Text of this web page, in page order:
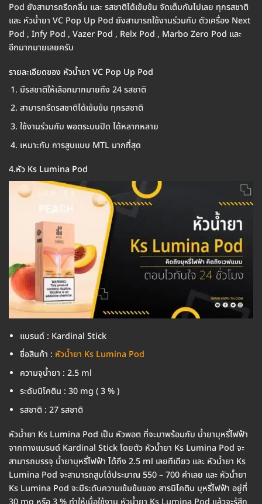
Pod ยังสามารถรีดกลิ่น และ รสชาติได้เข้มข้น จัดเต็มกันไปเลย ทุกรสชาติ
และ หัวน้ำยา VC Pop Up Pod ยังสามารถใช้งานร่วมกับ ตัวเครื่อง Next
Pod , Infy Pod , Vazer Pod , Relx Pod , Marbo Zero Pod และ
อีกมากมายเลยครับ
รายละเอียดของ หัวน้ำยา VC Pop Up Pod
มีรสชาติให้เลือกมากมายถึง 24 รสชาติ
สามารถรีดรสชาติได้เข้มข้น ทุกรสชาติ
ใช้งานร่วมกับ พอตระบบปิด ได้หลากหลาย
เหมาะกับ การสูบแบบ MTL มากที่สุด
4.หัว Ks Lumina Pod
แบรนด์ : Kardinal Stick
ชื่อสินค้า : หัวน้ำยา Ks Lumina Pod
ความจุน้ำยา : 2.5 ml
ระดับนิโคติน : 30 mg ( 3 % )
รสชาติ : 27 รสชาติ
หัวน้ำยา Ks Lumina Pod เป็น หัวพอต ที่จะมาพร้อมกับ น้ำยาบุหรี่ไฟฟ้า
จากทางแบรนด์ Kardinal Stick โดยตัว หัวน้ำยา Ks Lumina Pod จะ
สามารถบรรจุ น้ำยาบุหรี่ไฟฟ้า ได้ถึง 2.5 ml เลยทีเดียว และ หัวน้ำยา Ks
Lumina Pod จะสามารถสูบได้ประมาณ 550 – 700 คำเลย และ หัวน้ำยา
Ks Lumina Pod จะมีระดับความเข้มข้นของ สารนิโคติน บุหรี่ไฟฟ้า อยู่ที่